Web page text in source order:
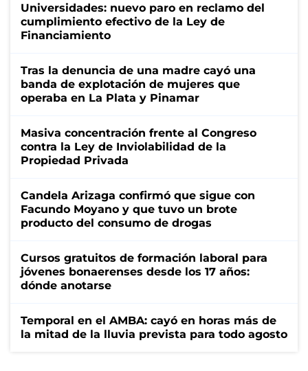
Universidades: nuevo paro en reclamo del
cumplimiento efectivo de la Ley de
Financiamiento
Tras la denuncia de una madre cayó una
banda de explotación de mujeres que
operaba en La Plata y Pinamar
Masiva concentración frente al Congreso
contra la Ley de Inviolabilidad de la
Propiedad Privada
Candela Arizaga confirmó que sigue con
Facundo Moyano y que tuvo un brote
producto del consumo de drogas
Cursos gratuitos de formación laboral para
jóvenes bonaerenses desde los 17 años:
dónde anotarse
Temporal en el AMBA: cayó en horas más de
la mitad de la lluvia prevista para todo agosto